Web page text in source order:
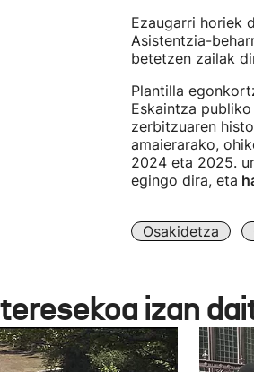
Ezaugarri horiek
Asistentzia-
betetzen zailak
Plantilla
Eskaintza
zerbitzuaren
amaierarako,
2024 eta 2025.
egingo dira, eta
Osakidetza
izan